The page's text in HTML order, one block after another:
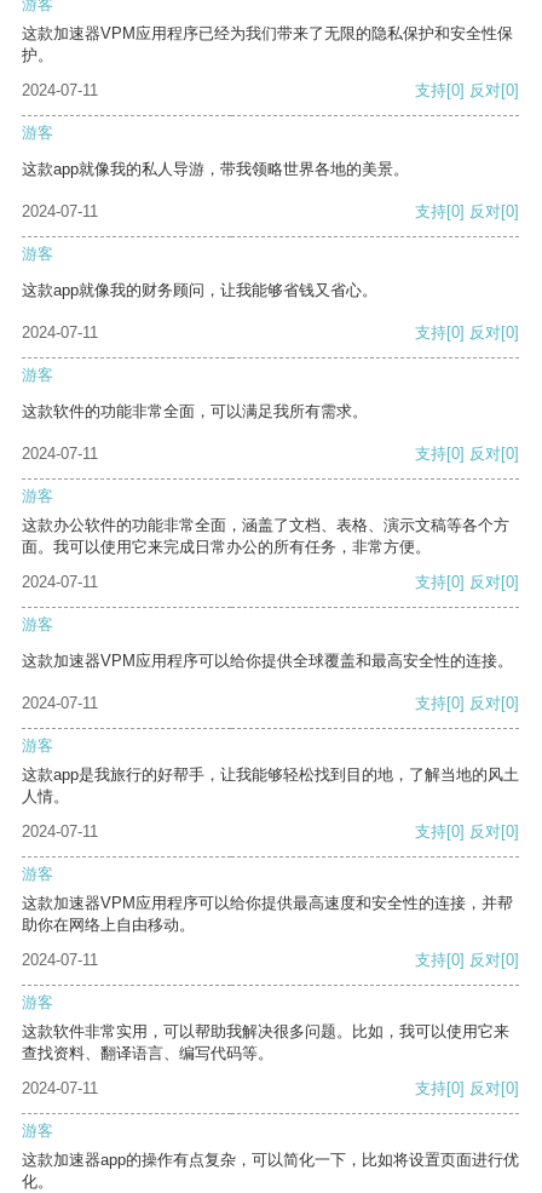
游客
这款加速器VPM应用程序已经为我们带来了无限的隐私保护和安全性保
护。
2024-07-11
支持[0] 反对[0]
游客
这款app就像我的私人导游，带我领略世界各地的美景。
2024-07-11 支持[0] 反对[0]
游客
这款app就像我的财务顾问，让我能够省钱又省心。
2024-07-11 支持[0] 反对[0]
游客
这款软件的功能非常全面，可以满足我所有需求。
2024-07-11 支持[0] 反对[0]
游客
这款办公软件的功能非常全面，涵盖了文档、表格、演示文稿等各个方
面。我可以使用它来完成日常办公的所有任务，非常方便。
2024-07-11
支持[0] 反对[0]
游客
这款加速器VPM应用程序可以给你提供全球覆盖和最高安全性的连接。
2024-07-11 支持[0] 反对[0]
游客
这款app是我旅行的好帮手，让我能够轻松找到目的地，了解当地的风土
人情。
2024-07-11
支持[0] 反对[0]
游客
这款加速器VPM应用程序可以给你提供最高速度和安全性的连接，并帮
助你在网络上自由移动。
2024-07-11
支持[0] 反对[0]
游客
这款软件非常实用，可以帮助我解决很多问题。比如，我可以使用它来
查找资料、翻译语言、编写代码等。
2024-07-11
支持[0] 反对[0]
游客
这款加速器app的操作有点复杂，可以简化一下，比如将设置页面进行优
化。